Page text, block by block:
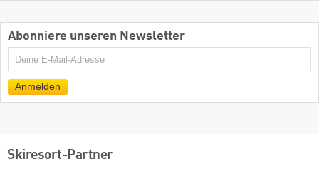
Abonniere unseren Newsletter
E-
Anmelden
Skiresort-Partner